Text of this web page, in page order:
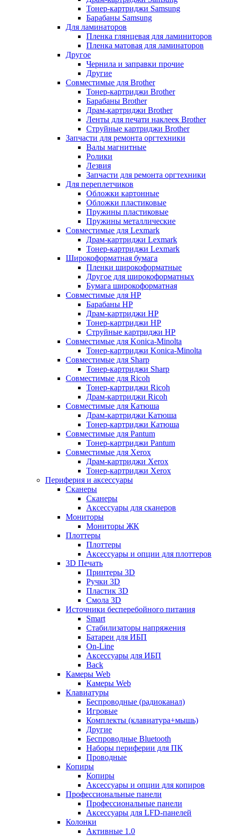
Тонер-картриджи Samsung
Барабаны Samsung
Для ламинаторов
Пленка глянцевая для ламиниторов
Пленка матовая для ламинаторов
Другое
Чернила и заправки прочие
Другие
Совместимые для Brother
Тонер-картриджи Brother
Барабаны Brother
Драм-картриджи Brother
Ленты для печати наклеек Brother
Струйные картриджи Brother
Запчасти для ремонта оргтехники
Валы магнитные
Ролики
Лезвия
Запчасти для ремонта оргтехники
Для переплетчиков
Обложки картонные
Обложки пластиковые
Пружины пластиковые
Пружины металлические
Совместимые для Lexmark
Драм-картриджи Lexmark
Тонер-картриджи Lexmark
Широкоформатная бумага
Пленки широкоформатные
Другое для широкоформатных
Бумага широкоформатная
Совместимые для HP
Барабаны HP
Драм-картриджи HP
Тонер-картриджи HP
Струйные картриджи HP
Совместимые для Konica-Minolta
Тонер-картриджи Konica-Minolta
Совместимые для Sharp
Тонер-картриджи Sharp
Совместимые для Ricoh
Тонер-картриджи Ricoh
Драм-картриджи Ricoh
Совместимые для Катюша
Драм-картриджи Катюша
Тонер-картриджи Катюша
Совместимые для Pantum
Тонер-картриджи Pantum
Совместимые для Xerox
Драм-картриджи Xerox
Тонер-картриджи Xerox
Периферия и аксессуары
Сканеры
Сканеры
Аксессуары для сканеров
Мониторы
Мониторы ЖК
Плоттеры
Плоттеры
Аксессуары и опции для плоттеров
3D Печать
Принтеры 3D
Ручки 3D
Пластик 3D
Смола 3D
Источники бесперебойного питания
Smart
Стабилизаторы напряжения
Батареи для ИБП
On-Line
Аксессуары для ИБП
Back
Камеры Web
Камеры Web
Клавиатуры
Беспроводные (радиоканал)
Игровые
Комплекты (клавиатура+мышь)
Другие
Беспроводные Bluetooth
Наборы периферии для ПК
Проводные
Копиры
Копиры
Аксессуары и опции для копиров
Профессиональные панели
Профессиональные панели
Аксессуары для LFD-панелей
Колонки
Активные 1.0